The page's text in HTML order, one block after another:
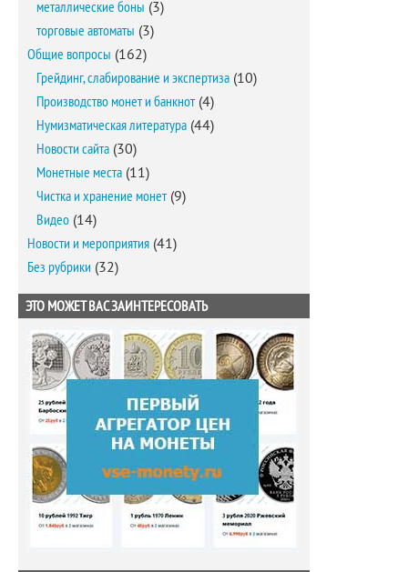
металлические боны (3)
торговые автоматы (3)
Общие вопросы (162)
Грейдинг, слабирование и экспертиза (10)
Производство монет и банкнот(4)
Нумизматическая литература (44)
Новости сайта (30)
Монетные места (11)
Чистка и хранение монет(9)
Видео (14)
Новости и мероприятия (41)
Без рубрики (32)
ЭТО МОЖЕТ ВАС ЗАИНТЕРЕСОВАТЬ